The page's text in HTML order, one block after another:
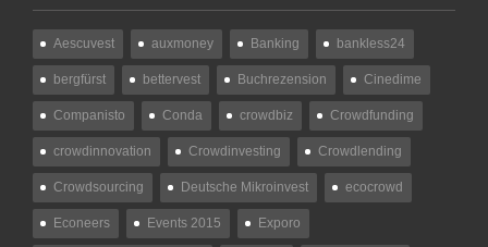
Aescuvest auxmoney Banking bankless24
bergfürst bettervest Buchrezension Cinedime
Companisto Conda crowdbiz Crowdfunding
crowdinnovation Crowdinvesting Crowdlending
Crowdsourcing Deutsche Mikroinvest ecocrowd
Econeers Events 2015 Exporo